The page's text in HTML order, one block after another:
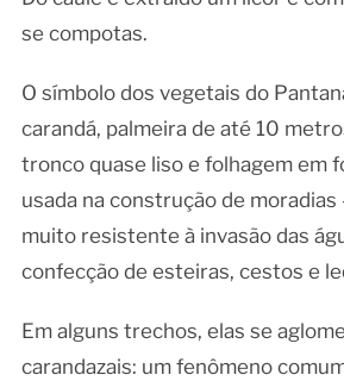
se compotas.
O símbolo dos vegetais do
carandá, palmeira de até 10
tronco quase liso e folhagem em
usada na construção de
muito resistente à invasão das
confecção de esteiras, cestos e
Em alguns trechos, elas se
carandazais: um fenômeno